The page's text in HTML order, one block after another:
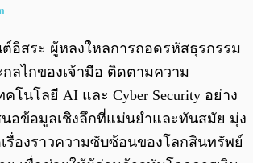
อิสระ ผู้หลงใหลการถอดรหัสธุรกรรม
ลไกของเจ้ามือ ติดตามความ
โนโลยี AI และ Cyber Security อย่าง
นอข้อมูลเชิงลึกที่แม่นยำและทันสมัย มุ่ง
รื่องราวความซับซ้อนของโลกสินทรัพย์